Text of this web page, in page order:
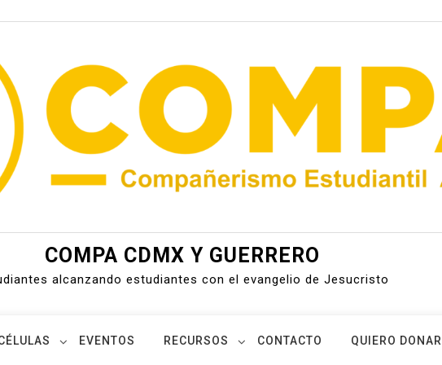
COMPA CDMX Y GUERRERO
alcanzando estudiantes con el evangelio de Jesucristo
EVENTOS RECURSOS CONTACTO QUIERO DONAR